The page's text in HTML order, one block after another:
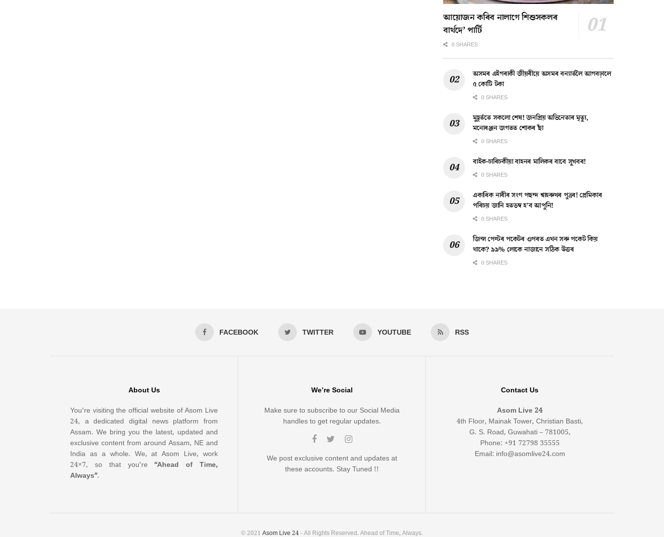
আয়োজন কৰিব নালাগে শিশুসকলৰ
বাৰ্থদে’ পাৰ্টি
0 SHARES
অসমৰ এইগৰাকী জীয়ৰীয়ে অসমৰ বন্যাৰ্তলৈ আগবঢ়ালে
৫ কোটি টকা
0 SHARES
মুহূৰ্ততে সকলো শেষ! জনপ্ৰিয় অভিনেতাৰ মৃত্যু,
মনোৰঞ্জন জগতত শোকৰ ছাঁ
0 SHARES
বাইক-চাৰিচকীয়া বাহনৰ মালিকৰ বাবে সুখবৰ!
0 SHARES
একাধিক নাৰীৰ সংগ পছন্দ শ্বাহৰুখৰ পুত্ৰৰ! প্ৰেমিকাৰ
পৰিচয় জানি হতভম্ব হ’ব আপুনি!
0 SHARES
জিন্স পেণ্টৰ পকেটৰ ওপৰত এখন সৰু পকেট কিয়
থাকে? ৯৯% লোকে নাজানে সঠিক উত্তৰ
0 SHARES
FACEBOOK TWITTER YOUTUBE RSS
About Us
You’re visiting the official website of Asom Live
24, a dedicated digital news platform from
Assam. We bring you the latest, updated and
exclusive content from around Assam, NE and
India as a whole. We, at Asom Live, work
24×7, so that you’re“Ahead of Time,
Always”.
We’re Social
Make sure to subscribe to our Social Media
handles to get regular updates.
We post exclusive content and updates at
these accounts. Stay Tuned !!
Contact Us
Asom Live 24
4th Floor, Mainak Tower, Christian Basti,
G. S. Road, Guwahati – 781005,
Phone: +91 72798 35555
Email: info@asomlive24.com
© 2021 Asom Live 24- All Rights Reserved. Ahead of Time, Always.